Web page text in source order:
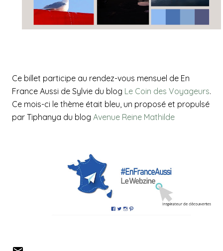
Ce billet participe au rendez-vous mensuel de En
France Aussi de Sylvie du blog Le Coin des Voyageurs.
Ce mois-ci le thème était bleu, un proposé et propulsé
par Tiphanya du blog Avenue Reine Mathilde